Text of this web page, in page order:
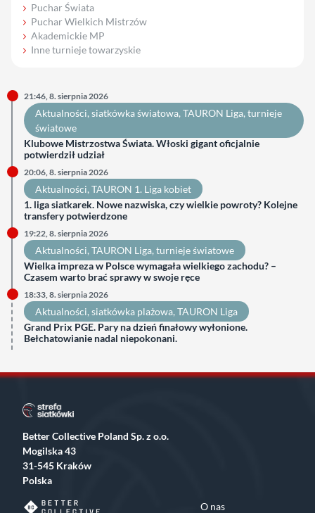
Puchar Świata
Puchar Wielkich Mistrzów
Akademickie MP
Inne turnieje towarzyskie
21:46, 8. sierpnia 2026
Aktualności, siatkówka światowa, TAURON Liga, turnieje
światowe
Klubowe Mistrzostwa Świata. Włoski gigant oficjalnie
potwierdził udział
20:06, 8. sierpnia 2026
Aktualności, TAURON 1. Liga kobiet
1. liga siatkarek. Nowe nazwiska, czy wielkie powroty? Kolejne
transfery potwierdzone
19:22, 8. sierpnia 2026
Aktualności, TAURON Liga, turnieje światowe
Wielka impreza w Polsce wymagała wielkiego zachodu? –
Czasem warto brać sprawy w swoje ręce
18:33, 8. sierpnia 2026
Aktualności, siatkówka plażowa, TAURON Liga
Grand Prix PGE. Pary na dzień finałowy wyłonione.
Bełchatowianie nadal niepokonani.
Better Collective Poland Sp. z o.o.
Mogilska 43
31-545 Kraków
Polska
O nas